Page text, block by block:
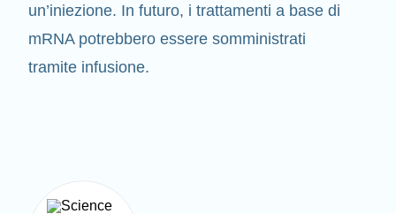
un’iniezione. In futuro, i trattamenti a base di
mRNA potrebbero essere somministrati
tramite infusione.